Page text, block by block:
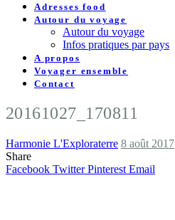
Adresses food
Autour du voyage
Autour du voyage
Infos pratiques par pays
A propos
Voyager ensemble
Contact
20161027_170811
Harmonie L'Exploraterre 8 août 2017
Share
Facebook Twitter Pinterest Email